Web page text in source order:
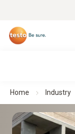
Home Industry